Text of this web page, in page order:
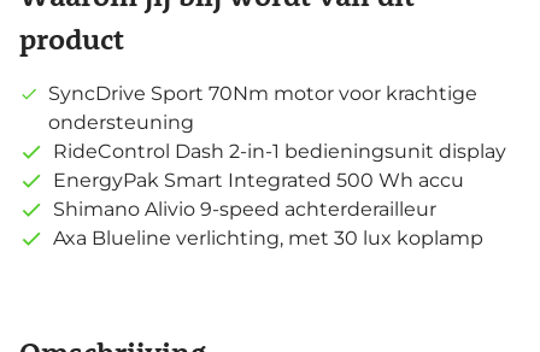
product
SyncDrive Sport 70Nm motor voor krachtige
ondersteuning
RideControl Dash 2-in-1 bedieningsunit display
EnergyPak Smart Integrated 500 Wh accu
Shimano Alivio 9-speed achterderailleur
Axa Blueline verlichting, met 30 lux koplamp